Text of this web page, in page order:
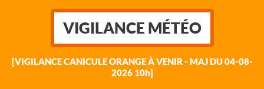
VIGILANCE MÉTÉO
[VIGILANCE CANICULE ORANGE À VENIR - MAJ DU 04-08-
2026 10h]